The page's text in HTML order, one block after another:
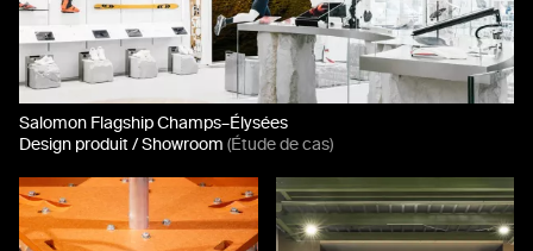
Salomon Flagship Champs–Élysées
Design produit / Showroom (Étude de cas)